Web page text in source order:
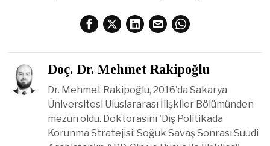
Doç. Dr. Mehmet Rakipoğlu
Dr. Mehmet Rakipoğlu, 2016'da Sakarya
Üniversitesi Uluslararası İlişkiler Bölümünden
mezun oldu. Doktorasını 'Dış Politikada
Korunma Stratejisi: Soğuk Savaş Sonrası Suudi